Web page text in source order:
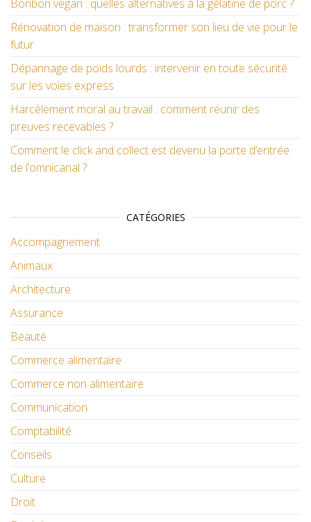
Bonbon vegan : quelles alternatives à la gélatine de porc ?
Rénovation de maison : transformer son lieu de vie pour le
futur
Dépannage de poids lourds : intervenir en toute sécurité
sur les voies express
Harcèlement moral au travail : comment réunir des
preuves recevables ?
Comment le click and collect est devenu la porte d’entrée
de l’omnicanal ?
CATÉGORIES
Accompagnement
Animaux
Architecture
Assurance
Beauté
Commerce alimentaire
Commerce non alimentaire
Communication
Comptabilité
Conseils
Culture
Droit